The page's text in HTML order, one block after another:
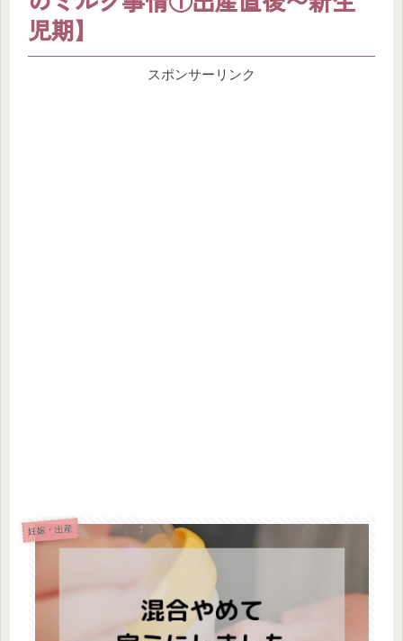
児期】
スポンサーリンク
妊娠・出産